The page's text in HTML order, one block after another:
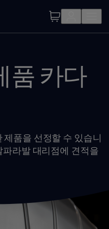
품 카다
품을 선정할 수 있습니
라발 대리점에 견적을